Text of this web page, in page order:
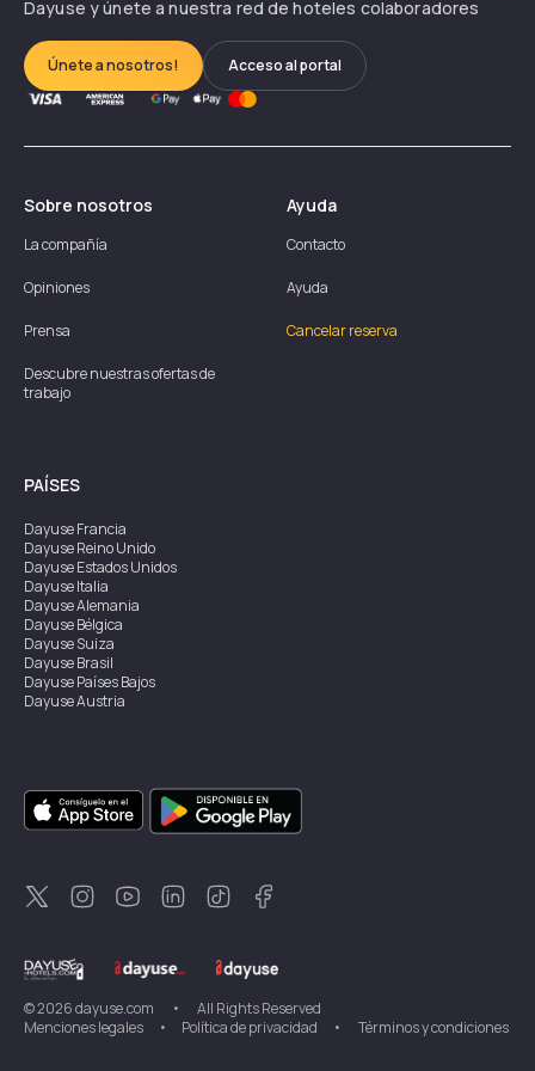
Dayuse y únete a nuestra red de hoteles colaboradores
Únete a nosotros! Acceso al portal
Sobre nosotros
La compañía
Opiniones
Prensa
Descubre nuestras ofertas de
trabajo
Ayuda
Contacto
Ayuda
Cancelar reserva
PAÍSES
DayuseFrancia
DayuseReino Unido
DayuseEstados Unidos
DayuseItalia
DayuseAlemania
DayuseBélgica
DayuseSuiza
DayuseBrasil
DayusePaíses Bajos
DayuseAustria
DayuseSingapur
DayuseSuecia
DayuseTailandia
DayuseNueva Zelanda
DayuseTurquía
©2026dayuse.com •
All Rights Reserved
Menciones legales
• Política de privacidad • Términos y condiciones